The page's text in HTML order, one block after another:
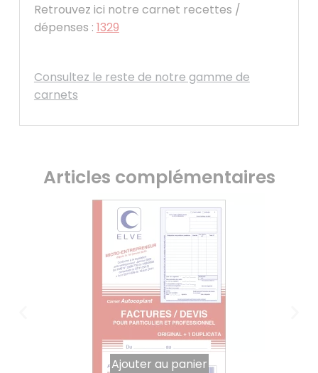
Retrouvez ici notre carnet recettes /
dépenses : 1329
Consultez le reste de notre gamme de
carnets
Articles complémentaires
Ajouter au panier